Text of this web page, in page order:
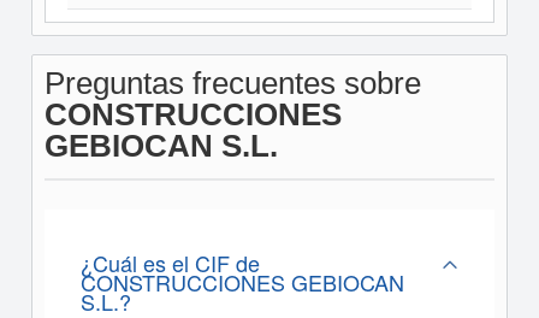
Preguntas frecuentes sobre
CONSTRUCCIONES
GEBIOCAN S.L.
¿Cuál es el CIF de
CONSTRUCCIONES GEBIOCAN
S.L.?